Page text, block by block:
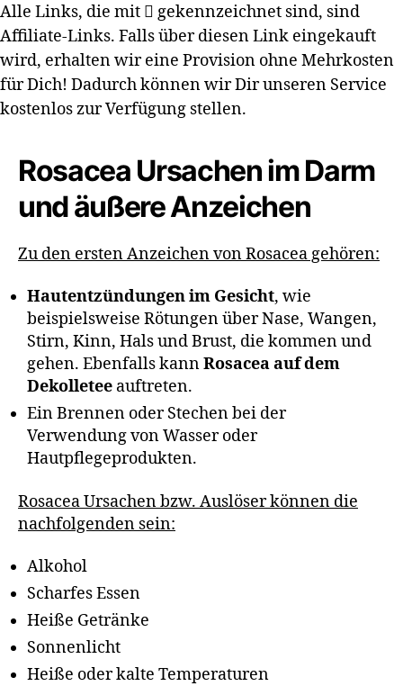
Alle Links, die mit
gekennzeichnet sind, sind
Affiliate-Links. Falls über diesen Link eingekauft
wird, erhalten wir eine Provision ohne Mehrkosten
für Dich! Dadurch können wir Dir unseren Service
kostenlos zur Verfügung stellen.
Rosacea Ursachen im Darm
und äußere Anzeichen
Zu den ersten Anzeichen von Rosacea gehören:
Hautentzündungen im Gesicht, wie
beispielsweise Rötungen über Nase, Wangen,
Stirn, Kinn, Hals und Brust, die kommen und
gehen. Ebenfalls kannRosacea auf dem
Dekolletee auftreten.
Ein Brennen oder Stechen bei der
Verwendung von Wasser oder
Hautpflegeprodukten.
Rosacea Ursachen bzw. Auslöser können die
nachfolgenden sein:
Alkohol
Scharfes Essen
Heiße Getränke
Sonnenlicht
Heiße oder kalte Temperaturen